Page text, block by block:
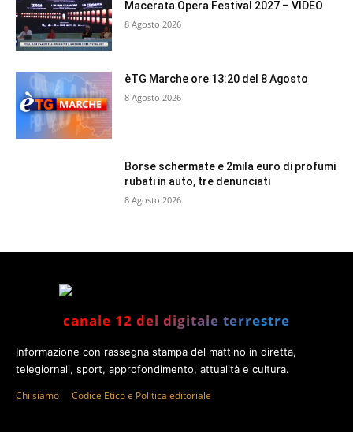
Macerata Opera Festival 2027 – VIDEO
8 Agosto 2026
èTG Marche ore 13:20 del 8 Agosto
8 Agosto 2026
Borse schermate e 2mila euro di profumi
rubati in auto, tre denunciati
8 Agosto 2026
canale 12 del digitale terrestre
Informazione con rassegna stampa del mattino in diretta,
telegiornali, sport, approfondimento, attualità e cultura.
Chi siamo Codice Etico e Politica editoriale